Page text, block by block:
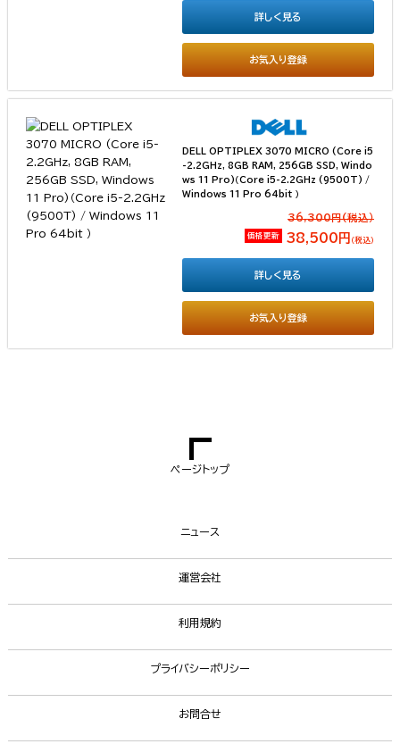
お気入り登録
詳しく見る
DELL OPTIPLEX 3070 MICRO (Core i5
-2.2GHz, 8GB RAM, 256GB SSD, Windo
ws 11 Pro)（Core i5-2.2GHz (9500T) /
Windows 11 Pro 64bit ）
36,300円(税込）
価格更新 38,500円 （税込）
お気入り登録
詳しく見る
ページトップ
ニュース
運営会社
利用規約
プライバシーポリシー
お問合せ